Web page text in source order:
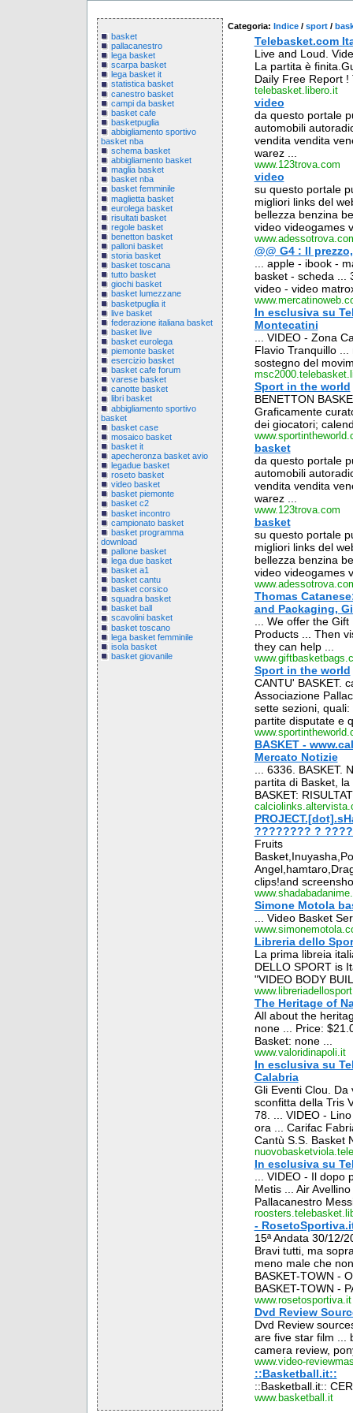
basket
pallacanestro
lega basket
scarpa basket
lega basket it
statistica basket
canestro basket
campi da basket
basket cafe
basketpuglia
abbigliamento sportivo
basket nba
schema basket
abbigliamento basket
maglia basket
basket nba
basket femminile
maglietta basket
eurolega basket
risultati basket
regole basket
benetton basket
palloni basket
storia basket
basket toscana
tutto basket
giochi basket
basket lumezzane
basketpuglia it
live basket
federazione italiana basket
basket live
basket eurolega
piemonte basket
esercizio basket
basket cafe forum
varese basket
canotte basket
libri basket
abbigliamento sportivo
basket
basket case
mosaico basket
basket it
apecheronza basket avio
legadue basket
roseto basket
video basket
basket piemonte
basket c2
basket incontro
campionato basket
basket programma
download
pallone basket
lega due basket
basket a1
basket cantu
basket corsico
squadra basket
basket ball
scavolini basket
basket toscano
lega basket femminile
isola basket
basket giovanile
Categoria: Indice / sport /
Telebasket.com
Live and Loud.
La partita è
Daily Free Report !
telebasket.libero.it
video
da questo portale
automobili
vendita vendita
warez ...
www.123trova.com
video
su questo portale
migliori links del
bellezza benzina
video videogames
@@ G4 : Il
... apple - ibook -
basket - scheda ...
video - video
In esclusiva su
Montecatini
... VIDEO - Zona
Flavio Tranquillo
sostegno del
Sport in the world
BENETTON
Graficamente
dei giocatori;
basket
da questo portale
automobili
vendita vendita
warez ...
www.123trova.com
basket
su questo portale
migliori links del
bellezza benzina
video videogames
Thomas
and Packaging,
... We offer the
Products ... Then
they can help ...
Sport in the world
CANTU' BASKET.
Associazione
sette sezioni,
partite disputate e
BASKET -
Mercato Notizie
... 6336. BASKET.
partita di Basket,
BASKET:
???????? ?
Fruits
clips!and
Simone Motola
... Video Basket
Libreria dello
La prima libreia
DELLO SPORT is
"VIDEO BODY
The Heritage of
All about the
none ... Price:
Basket: none ...
www.valoridinapoli.it
In esclusiva su
Calabria
Gli Eventi Clou.
sconfitta della Tris
78. ... VIDEO -
ora ... Carifac
Cantù S.S. Basket
In esclusiva su
... VIDEO - Il
Metis ... Air
Pallacanestro
-
15ª Andata 30/12/
Bravi tutti, ma
meno male che
BASKET-TOWN -
BASKET-TOWN -
www.rosetosportiva.it
Dvd Review
Dvd Review
are five star film ...
camera review,
www.video-
::Basketball.it::
::Basketball.it::
www.basketball.it